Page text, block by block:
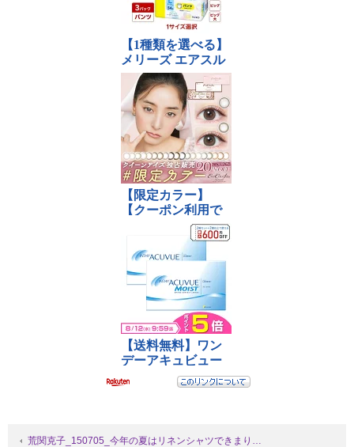
荒関克子_150705_今年の夏はリネンシャツできまり…